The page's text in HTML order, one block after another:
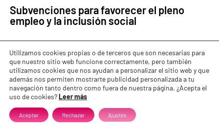
Subvenciones para favorecer el pleno
empleo y la inclusión social
Ayudas para la contratación indefinida y de prácticas
Favorecer el empleo estable y de calidad, especialmente
entre las personas con mayores dificultades
Utilizamos cookies propias o de terceros que son necesarias para
que nuestro sitio web funcione correctamente, pero también
utilizamos cookies que nos ayudan a personalizar el sitio web y que
además nos permiten mostrarte publicidad personalizada a tu
navegación tanto dentro como fuera de nuestra página. ¿Acepta el
uso de cookies?Leer más
Aceptar Rechazar Ajustes